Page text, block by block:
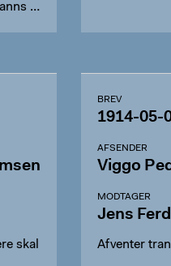
…
skal
BREV
1914-05-
AFSENDER
Viggo
MODTAGER
Jens
Afventer